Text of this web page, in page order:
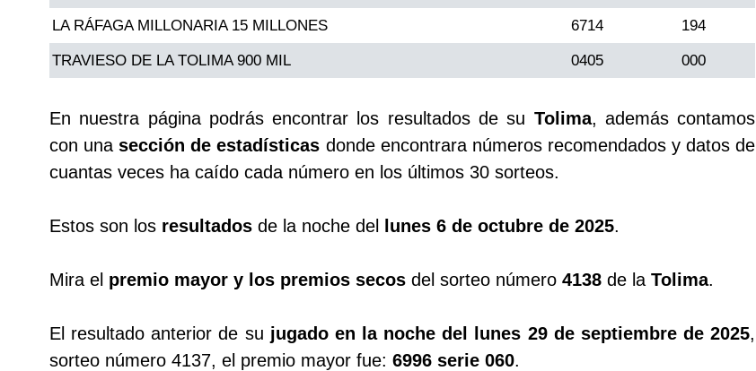
Pijao de Oro
Saman de la suerte
Sinuano Día
LA RÁFAGA MILLONARIA 15 MILLONES 6714 194
TRAVIESO DE LA TOLIMA 900 MIL 0405 000
En nuestra página podrás encontrar los resultados de su Tolima, además contamos
con unasección de estadísticas donde encontrara números recomendados y datos de
cuantas veces ha caído cada número en los últimos 30 sorteos.
Estos son los resultados de la noche del lunes 6 de octubre de 2025.
Mira el premio mayor y los premios secos del sorteo número 4138 de la Tolima.
El resultado anterior de su jugado en la noche del lunes 29 de septiembre de 2025,
sorteo número 4137, el premio mayor fue: 6996 serie 060.